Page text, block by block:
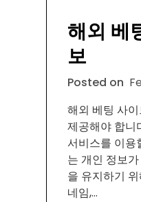
해외 베
보
Posted on
해외 베팅 사
제공해야 합니
서비스를 이용
는 개인 정보
을 유지하기
네임,…